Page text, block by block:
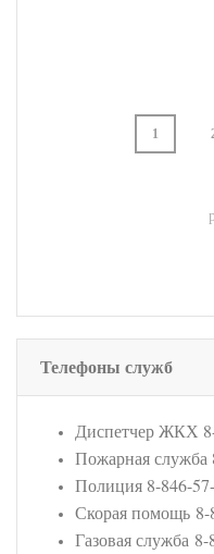
1
Телефоны служб
Диспетчер ЖКХ
Пожарная служба
Полиция 8-846-
Скорая помощь 8-
Газовая служба